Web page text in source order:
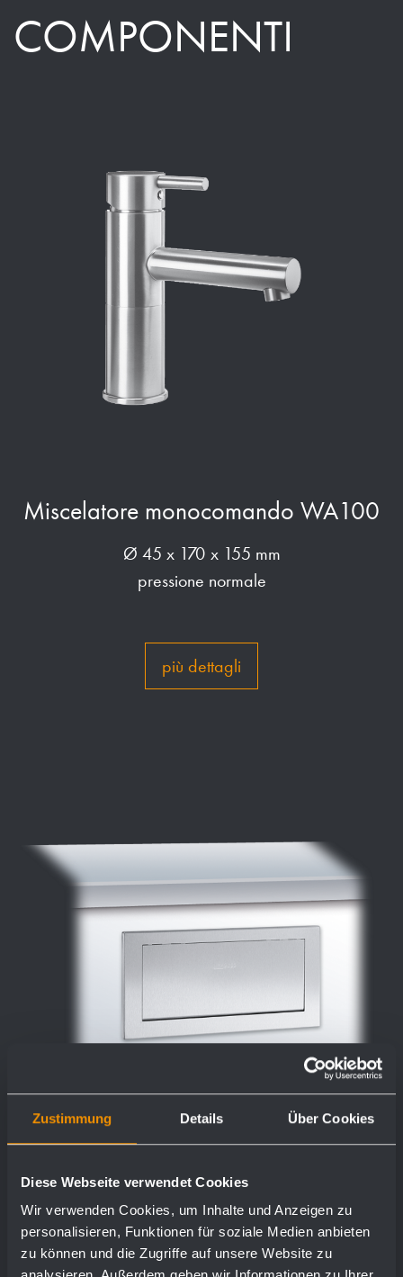
Zustimmung Details Über Cookies
Diese Webseite verwendet Cookies
Wir verwenden Cookies, um Inhalte und Anzeigen zu
personalisieren, Funktionen für soziale Medien anbieten
zu können und die Zugriffe auf unsere Website zu
COMPONENTI
Miscelatore monocomando WA100
Ø 45 x 170 x 155 mm
pressione normale
più dettagli
Sportello autochiudente ignifugo con
telaio di montaggio WP135
298 x 148 x 32 mm